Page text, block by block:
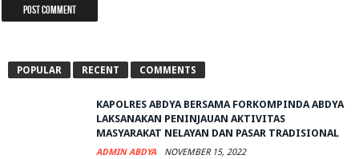
POPULAR RECENT COMMENTS
KAPOLRES ABDYA BERSAMA FORKOMPINDA ABDYA
LAKSANAKAN PENINJAUAN AKTIVITAS
MASYARAKAT NELAYAN DAN PASAR TRADISIONAL
ADMIN ABDYA NOVEMBER 15, 2022